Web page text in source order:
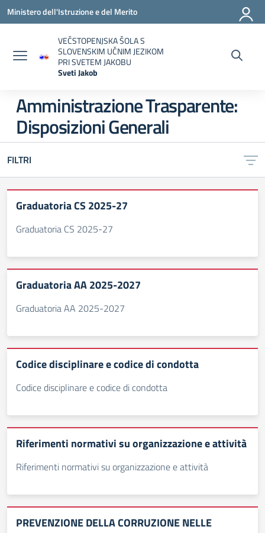
Vai ai contenuti
Vai al menu di navigazione
Vai al footer
Ministero dell'Istruzione e del Merito
VEČSTOPENJSKA ŠOLA S
SLOVENSKIM UČNIM JEZIKOM
PRI SVETEM JAKOBU
Sveti Jakob
Amministrazione Trasparente:
Disposizioni Generali
FILTRI
Graduatoria CS 2025-27
Graduatoria CS 2025-27
Graduatoria AA 2025-2027
Graduatoria AA 2025-2027
Codice disciplinare e codice di condotta
Codice disciplinare e codice di condotta
Riferimenti normativi su organizzazione e attività
Riferimenti normativi su organizzazione e attività
PREVENZIONE DELLA CORRUZIONE NELLE